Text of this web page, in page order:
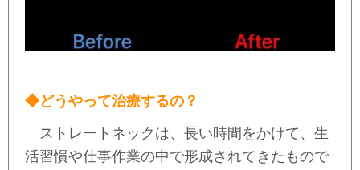
◆どうやって治療するの？
ストレートネックは、長い時間をかけて、生
活習慣や仕事作業の中で形成されてきたもので